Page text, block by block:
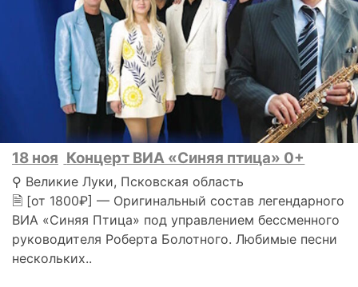
18 ноя Концерт ВИА «Синяя птица» 0+
⚲ Великие Луки, Псковская область
🗎 [от 1800₽] — Оригинальный состав легендарного
ВИА «Синяя Птица» под управлением бессменного
руководителя Роберта Болотного. Любимые песни
нескольких..